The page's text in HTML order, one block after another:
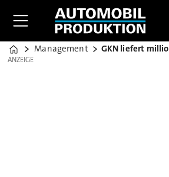
Home
Management GKN liefert
ANZEIGE
ANZEIGE